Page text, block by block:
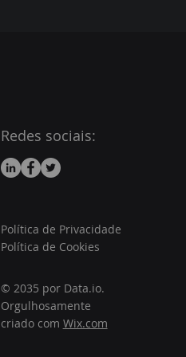
Redes sociais:
Política de Privacidade
Política de Cookies
© 2035 por Data.io.
Orgulhosamente
criado com Wix.com